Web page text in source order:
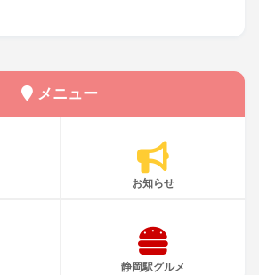
メニュー
お知らせ
静岡駅グルメ